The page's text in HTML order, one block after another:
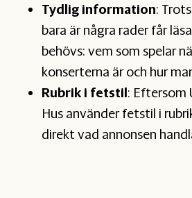
Tydlig information:
bara är några rader får
behövs: vem som spelar
konserterna är och hur
Rubrik i fetstil: Eftersom
Hus använder fetstil i
direkt vad annonsen